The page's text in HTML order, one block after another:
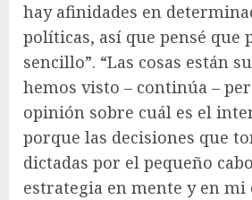
hay afinidades en
políticas, así que pensé que
sencillo”. “Las cosas están
hemos visto – continúa –
opinión sobre cuál es el
porque las decisiones que
dictadas por el pequeño
estrategia en mente y en